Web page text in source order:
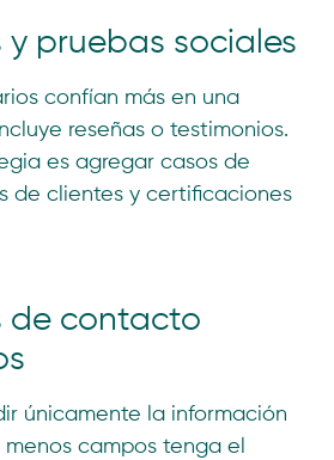
y pruebas sociales
confían más en una
reseñas o testimonios.
es agregar casos de
de clientes y certificaciones
de contacto
únicamente la información
campos tenga el